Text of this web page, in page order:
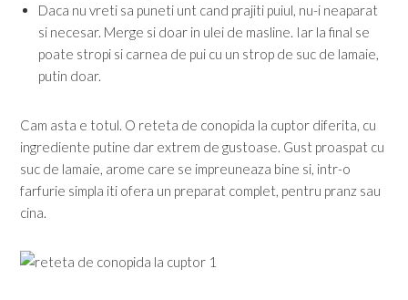
Daca nu vreti sa puneti unt cand prajiti puiul, nu-i neaparat
si necesar. Merge si doar in ulei de masline. Iar la final se
poate stropi si carnea de pui cu un strop de suc de lamaie,
putin doar.
Cam asta e totul. O reteta de conopida la cuptor diferita, cu
ingrediente putine dar extrem de gustoase. Gust proaspat cu
suc de lamaie, arome care se impreuneaza bine si, intr-o
farfurie simpla iti ofera un preparat complet, pentru pranz sau
cina.